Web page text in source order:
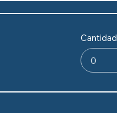
Cantidad
0